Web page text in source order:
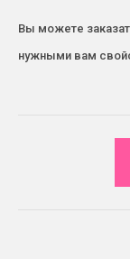
Вы можете
нужными вам